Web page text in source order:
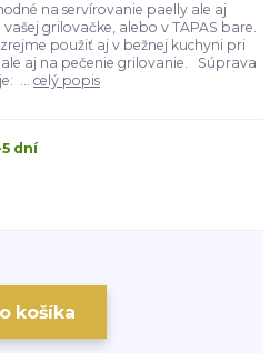
na servírovanie paelly ale aj
grilovačke, alebo v TAPAS bare.
použiť aj v bežnej kuchyni pri
aj na pečenie grilovanie. Súprava
... celý popis
dní
košíka